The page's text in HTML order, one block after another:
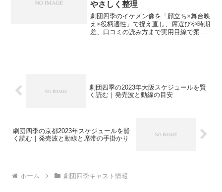
やさしく整理
劇団四季のイケメン像を「顔立ち×舞台映
え×役柄適性」で捉え直し、席選びや時期
差、口コミの読み方まで実用目線で案内
劇団四季の2023年大阪スケジュールを賢
く読む｜発売波と動線の目安
劇団四季の京都2023年スケジュールを賢
く読む｜発売波と動線と席帯の手掛かり
ホーム 劇団四季キャスト情報